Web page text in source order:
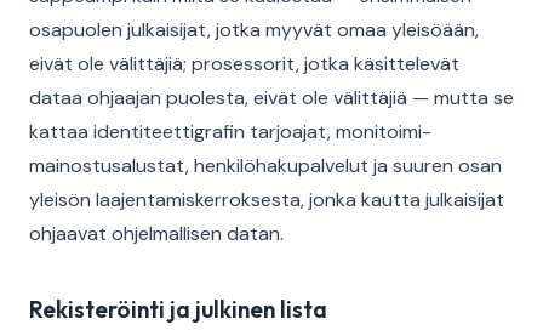
osapuolen julkaisijat, jotka myyvät omaa yleisöään,
eivät ole välittäjiä; prosessorit, jotka käsittelevät
dataa ohjaajan puolesta, eivät ole välittäjiä — mutta se
kattaa identiteettigrafin tarjoajat, monitoimi-
mainostusalustat, henkilöhakupalvelut ja suuren osan
yleisön laajentamiskerroksesta, jonka kautta julkaisijat
ohjaavat ohjelmallisen datan.
Rekisteröinti ja julkinen lista